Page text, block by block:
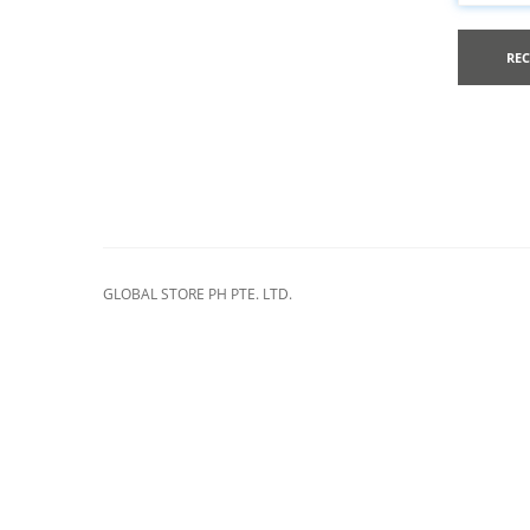
GLOBAL STORE PH PTE. LTD.